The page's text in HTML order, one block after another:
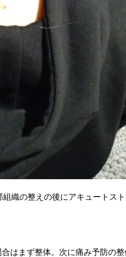
織の整えの後にアキュートス
はまず整体。次に痛み予防の